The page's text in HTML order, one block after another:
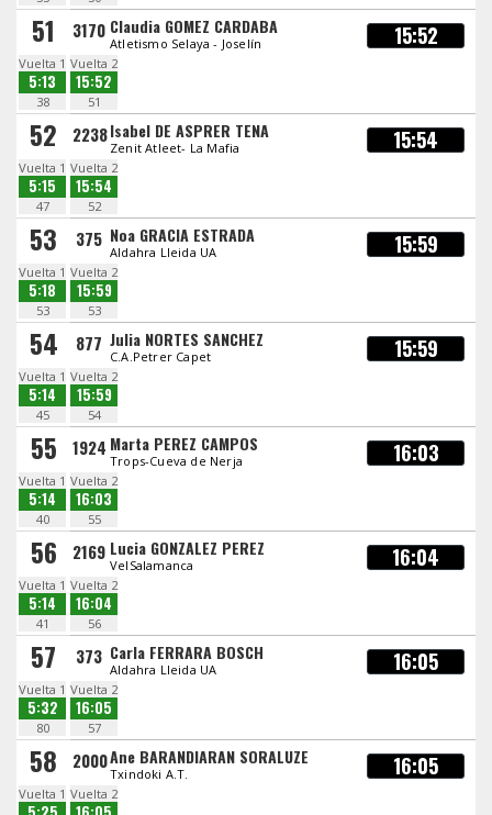
51 3170 Claudia GOMEZ CARDABA
Atletismo Selaya - Joselín 15:52
Vuelta 1
5:13
38
Vuelta 2
15:52
51
52 2238Isabel DE ASPRER TENA
Zenit Atleet- La Mafia 15:54
Vuelta 1
5:15
47
Vuelta 2
15:54
52
53 375 Noa GRACIA ESTRADA
Aldahra Lleida UA 15:59
Vuelta 1
5:18
53
Vuelta 2
15:59
53
54 877 Julia NORTES SANCHEZ
C.A.Petrer Capet 15:59
Vuelta 1
5:14
45
Vuelta 2
15:59
54
55 1924 Marta PEREZ CAMPOS
Trops-Cueva de Nerja 16:03
Vuelta 1
5:14
40
Vuelta 2
16:03
55
56 2169 Lucia GONZALEZ PEREZ
VelSalamanca 16:04
Vuelta 1
5:14
41
Vuelta 2
16:04
56
57 373 Carla FERRARA BOSCH
Aldahra Lleida UA 16:05
Vuelta 1
5:32
80
Vuelta 2
16:05
57
58 2000Ane BARANDIARAN SORALUZE
Txindoki A.T. 16:05
Vuelta 1 Vuelta 2